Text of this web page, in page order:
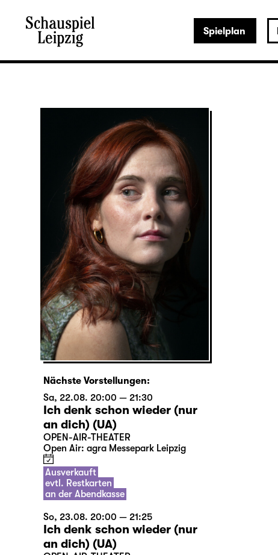
Spielplan
Nächste Vorstellungen:
Sa, 22.08. 20:00 — 21:30
Ich denk schon wieder (nur
an dich) (UA)
OPEN-AIR-THEATER
Open Air: agra Messepark Leipzig
Ausverkauft
evtl. Restkarten
an der Abendkasse
So, 23.08. 20:00 — 21:25
Ich denk schon wieder (nur
an dich) (UA)